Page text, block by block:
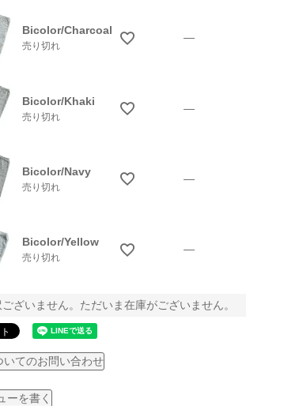
Bicolor/Charcoal
売り切れ
—
Bicolor/Khaki
売り切れ
—
Bicolor/Navy
売り切れ
—
Bicolor/Yellow
売り切れ
—
ざいません。ただいま在庫がございません。
いてのお問い合わせ
ーを書く